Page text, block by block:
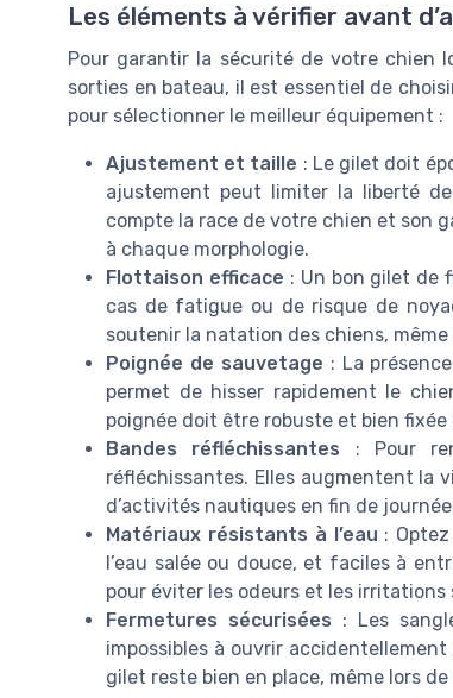
Les éléments à vérifier avant
Pour garantir la sécurité de votre chien
sorties en bateau, il est essentiel de
pour sélectionner le meilleur équipement :
Ajustement et taille : Le gilet doit
ajustement peut limiter la liberté
compte la race de votre chien et son
à chaque morphologie.
Flottaison efficace : Un bon gilet de
cas de fatigue ou de risque de
soutenir la natation des chiens,
Poignée de sauvetage : La
permet de hisser rapidement le
poignée doit être robuste et bien
Bandes réfléchissantes : Pour
réfléchissantes. Elles augmentent la
d’activités nautiques en fin de
Matériaux résistants à l’eau :
l’eau salée ou douce, et faciles à
pour éviter les odeurs et les irritations
Fermetures sécurisées : Les
impossibles à ouvrir
gilet reste bien en place, même lors